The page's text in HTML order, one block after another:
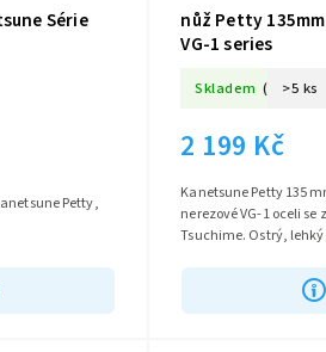
Série
nůž Petty
VG-1 series
Skladem ( >5 ks
2 199 Kč
Kanetsune Petty 135
nerezové VG-1 oceli
Tsuchime. Ostrý,